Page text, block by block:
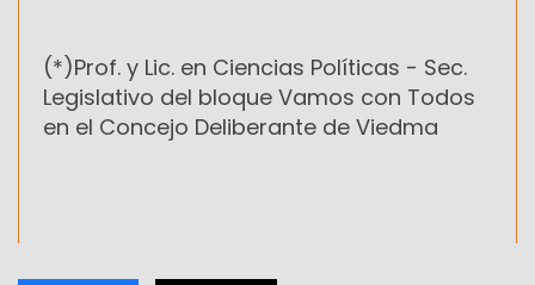
(*)Prof. y Lic. en Ciencias Políticas - Sec.
Legislativo del bloque Vamos con Todos
en el Concejo Deliberante de Viedma